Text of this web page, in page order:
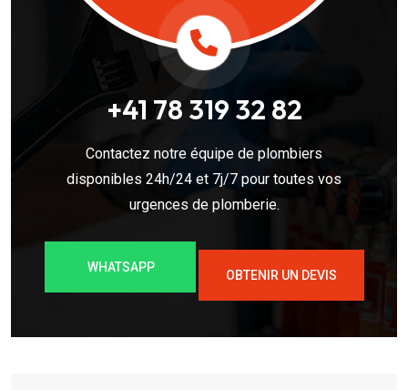
+41 78 319 32 82
Contactez notre équipe de plombiers
disponibles 24h/24 et 7j/7 pour toutes vos
urgences de plomberie.
WHATSAPP
OBTENIR UN DEVIS